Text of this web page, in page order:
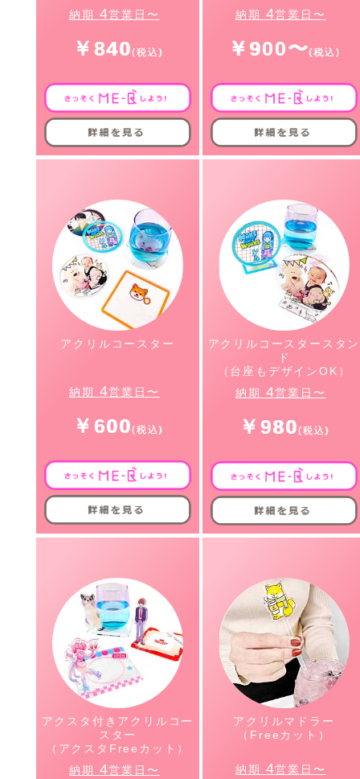
納期 4営業日〜
￥840
納期 4営業日〜
￥900〜
アクリルコースター
納期 4営業日〜
￥600
アクリルコースタースタン
ド
（台座もデザインOK）
納期 4営業日〜
￥980
アクスタ付きアクリルコー
スター
（アクスタFreeカット）
納期 4営業日〜
アクリルマドラー
（Freeカット）
納期 4営業日〜